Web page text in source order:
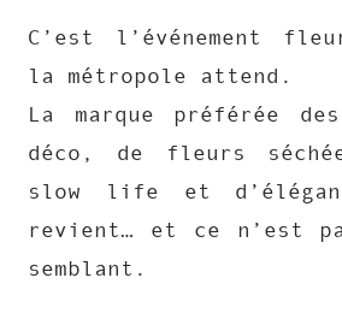
C’est l’événement
la métropole attend.
La marque préférée
déco, de fleurs
slow life et
revient… et ce n’est
semblant.